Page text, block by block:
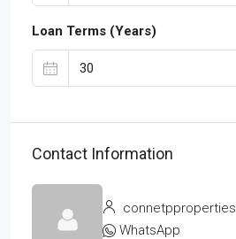
Loan Terms (Years)
Contact Information
WhatsApp